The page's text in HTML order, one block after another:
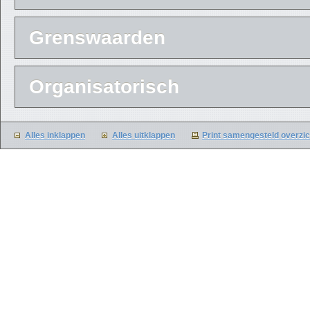
Grenswaarden
Organisatorisch
Alles inklappen Alles uitklappen Print samengesteld